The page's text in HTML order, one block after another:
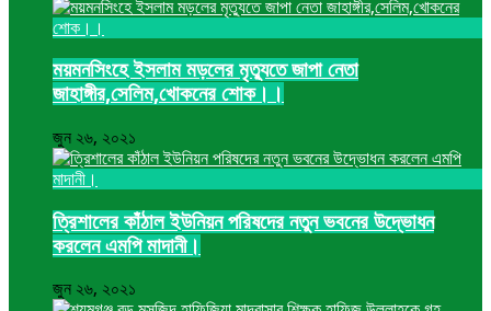
ময়মনসিংহে ইসলাম মড়লের মৃত্যুতে জাপা নেতা
জাহাঙ্গীর,সেলিম,খোকনের শোক।।
জুন ২৬, ২০২১
ত্রিশালের কাঁঠাল ইউনিয়ন পরিষদের নতুন ভবনের উদ্ভোধন
করলেন এমপি মাদানী।
জুন ২৬, ২০২১